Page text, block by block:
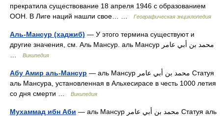
прекратила существование 18 апреля 1946 с образованием
ООН. В Лиге наций нашли свое… …
Географическая энциклопедия
Аль-Мансур (хаджиб) — У этого термина существуют и
другие значения, см. Аль Мансур. аль Мансур محمد بن أبي عامر
Википедия
Абу Амир аль-Мансур — аль Мансур محمد بن أبي عامر Статуя
аль Мансура, установленная в Альхесирасе в честь 1000 летия
со дня смерти …
Википедия
Мухаммад ибн Аби — аль Мансур محمد بن أبي عامر Статуя аль